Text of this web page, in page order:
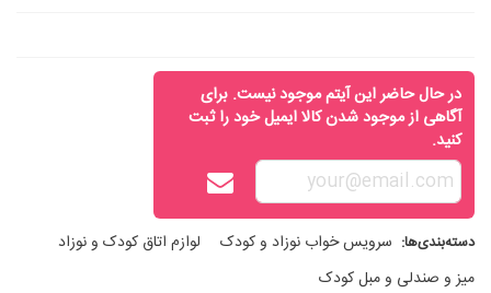
در حال حاضر این آیتم موجود نیست. برای
آگاهی از موجود شدن کالا ایمیل خود را ثبت
کنید.
دسته‌بندی‌ها: سرویس خواب نوزاد و کودک
لوازم اتاق کودک و نوزاد
میز و صندلی و مبل کودک